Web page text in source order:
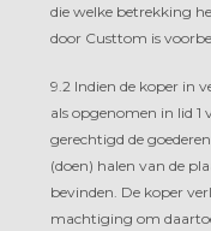
die welke betrekking
door Custtom is
9.2 Indien de koper in
als opgenomen in lid
gerechtigd de
(doen) halen van de
bevinden. De koper
machtiging om